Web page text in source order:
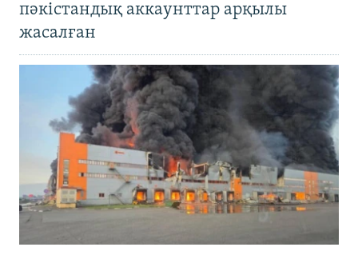
пәкістандық аккаунттар арқылы
жасалған